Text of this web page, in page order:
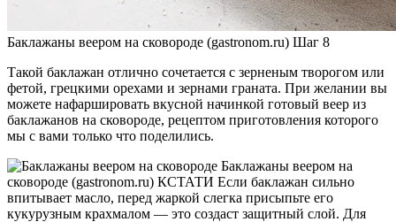
Баклажаны веером на сковороде (gastronom.ru) Шаг 8
Такой баклажан отлично сочетается с зерненым творогом или
фетой, грецкими орехами и зернами граната. При желании вы
можете нафаршировать вкусной начинкой готовый веер из
баклажанов на сковороде, рецептом приготовления которого
мы с вами только что поделились.
Баклажаны веером на
сковороде (gastronom.ru) КСТАТИ Если баклажан сильно
впитывает масло, перед жаркой слегка присыпьте его
кукурузным крахмалом — это создаст защитный слой. Для